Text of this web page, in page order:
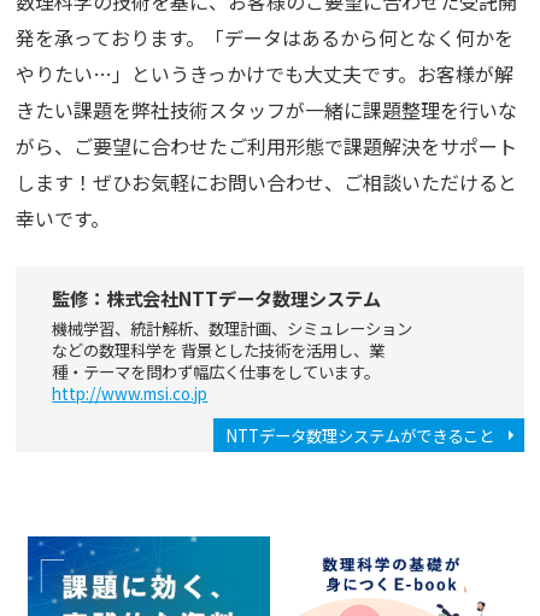
発を承っております。「データはあるから何となく何かを
やりたい…」というきっかけでも大丈夫です。お客様が解
きたい課題を弊社技術スタッフが一緒に課題整理を行いな
がら、ご要望に合わせたご利用形態で課題解決をサポート
します！ぜひお気軽にお問い合わせ、ご相談いただけると
幸いです。
監修：株式会社NTTデータ数理システム
機械学習、統計解析、数理計画、シミュレーション
などの数理科学を 背景とした技術を活用し、業
種・テーマを問わず幅広く仕事をしています。
http://www.msi.co.jp
NTTデータ数理システムができること